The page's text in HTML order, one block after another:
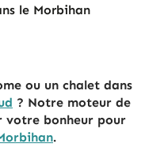
le Morbihan
ou un chalet dans
? Notre moteur de
votre bonheur pour
.